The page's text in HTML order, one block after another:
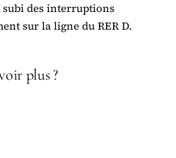
subi des interruptions
sur la ligne du RER D.
plus ?